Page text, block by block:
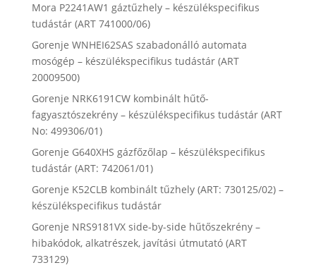
Mora P2241AW1 gáztűzhely – készülékspecifikus
tudástár (ART 741000/06)
Gorenje WNHEI62SAS szabadonálló automata
mosógép – készülékspecifikus tudástár (ART
20009500)
Gorenje NRK6191CW kombinált hűtő-
fagyasztószekrény – készülékspecifikus tudástár (ART
No: 499306/01)
Gorenje G640XHS gázfőzőlap – készülékspecifikus
tudástár (ART: 742061/01)
Gorenje K52CLB kombinált tűzhely (ART: 730125/02) –
készülékspecifikus tudástár
Gorenje NRS9181VX side-by-side hűtőszekrény –
hibakódok, alkatrészek, javítási útmutató (ART
733129)